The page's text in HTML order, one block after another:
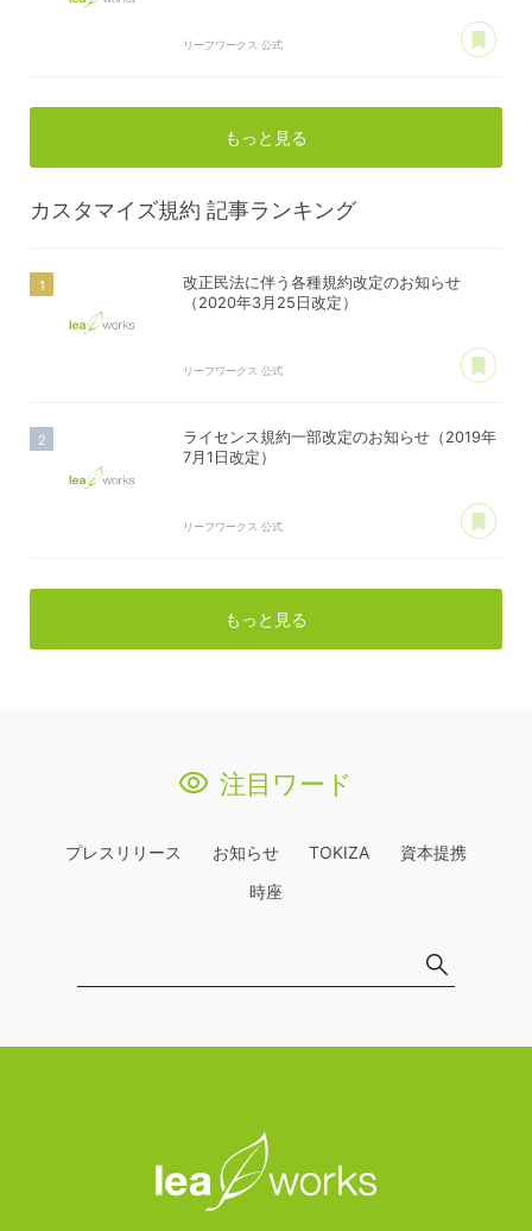
リーフワークス 公式
もっと見る
カスタマイズ規約 記事ランキング
改正民法に伴う各種規約改定のお知らせ
（2020年3月25日改定）
リーフワークス 公式
ライセンス規約一部改定のお知らせ（2019年
7月1日改定）
リーフワークス 公式
もっと見る
注目ワード
プレスリリース お知らせ TOKIZA
資本提携
時座